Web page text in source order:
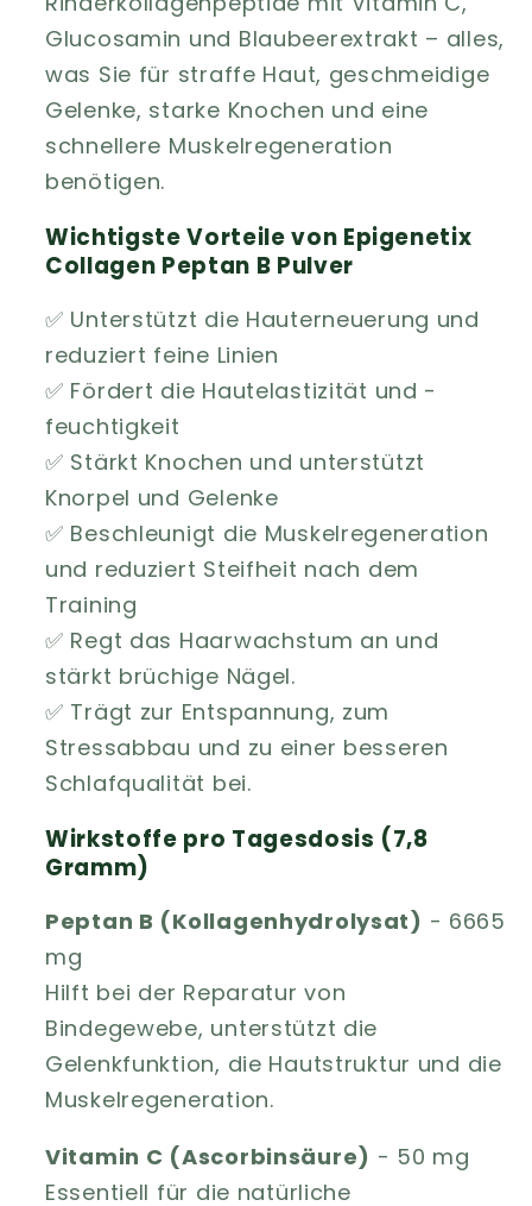
Glucosamin und Blaubeerextrakt – alles,
was Sie für straffe Haut, geschmeidige
Gelenke, starke Knochen und eine
schnellere Muskelregeneration
benötigen.
Wichtigste Vorteile von Epigenetix
Collagen Peptan B Pulver
✅ Unterstützt die Hauterneuerung und
reduziert feine Linien
✅ Fördert die Hautelastizität und -
feuchtigkeit
✅ Stärkt Knochen und unterstützt
Knorpel und Gelenke
✅ Beschleunigt die Muskelregeneration
und reduziert Steifheit nach dem
Training
✅ Regt das Haarwachstum an und
stärkt brüchige Nägel.
✅ Trägt zur Entspannung, zum
Stressabbau und zu einer besseren
Schlafqualität bei.
Wirkstoffe pro Tagesdosis (7,8
Gramm)
Peptan B (Kollagenhydrolysat) - 6665
mg
Hilft bei der Reparatur von
Bindegewebe, unterstützt die
Gelenkfunktion, die Hautstruktur und die
Muskelregeneration.
Vitamin C (Ascorbinsäure) - 50 mg
Essentiell für die natürliche